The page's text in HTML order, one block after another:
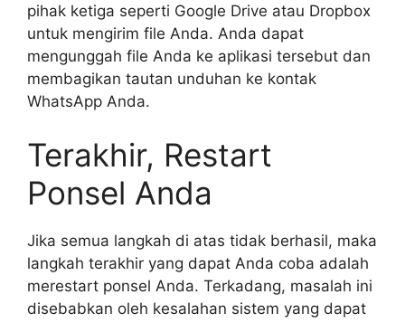
pihak ketiga seperti Google Drive atau Dropbox
untuk mengirim file Anda. Anda dapat
mengunggah file Anda ke aplikasi tersebut dan
membagikan tautan unduhan ke kontak
WhatsApp Anda.
Terakhir, Restart
Ponsel Anda
Jika semua langkah di atas tidak berhasil, maka
langkah terakhir yang dapat Anda coba adalah
merestart ponsel Anda. Terkadang, masalah ini
disebabkan oleh kesalahan sistem yang dapat